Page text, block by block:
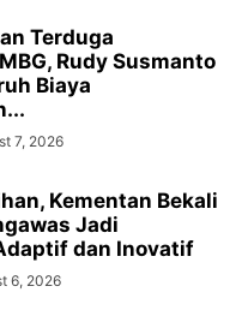
Terduga
Rudy Susmanto
Biaya
7, 2026
Kementan Bekali
Jadi
dan Inovatif
6, 2026